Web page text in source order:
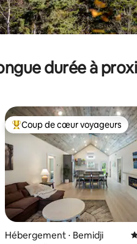
durée à
Coups de cœur voyageurs les
Coup de cœur voyageurs
Hébergement ⋅ Bemidji